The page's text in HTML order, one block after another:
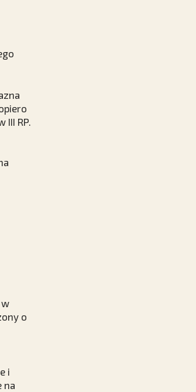
III RP.
w
o
i
na